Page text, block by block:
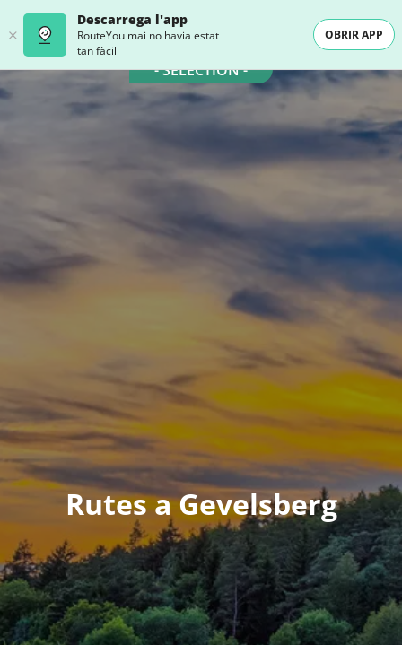
Descarrega l'app
RouteYou mai no havia estat
tan fàcil
OBRIR APP
- SELECTION -
Rutes a Gevelsberg